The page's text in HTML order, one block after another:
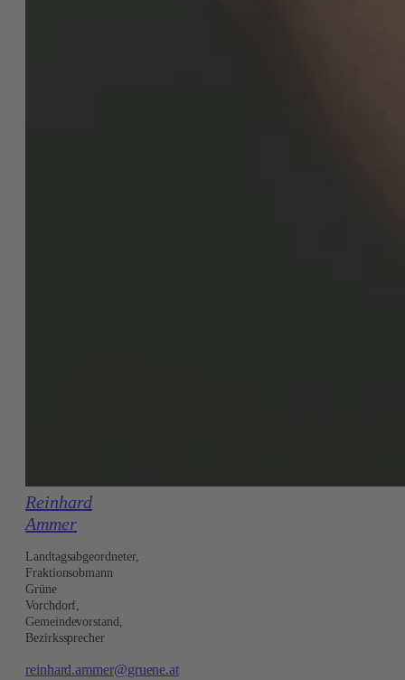
Reinhard
Ammer
Landtagsabgeordneter,
Fraktionsobmann
Grüne
Vorchdorf,
Gemeindevorstand,
Bezirkssprecher
reinhard.ammer@gruene.at